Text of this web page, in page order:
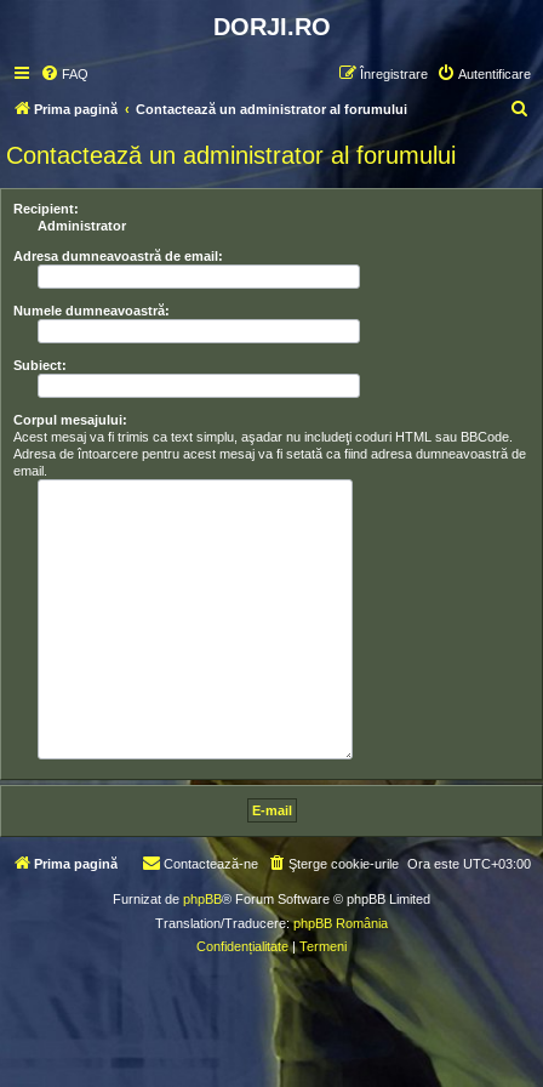
DORJI.RO
FAQ Autentificare
Înregistrare
Prima pagină Contactează un administrator al forumului
Contactează un administrator al forumului
Recipient:
Administrator
Adresa dumneavoastră de email:
Numele dumneavoastră:
Subiect:
Corpul mesajului:
Acest mesaj va fi trimis ca text simplu, aşadar nu includeţi coduri HTML sau BBCode.
Adresa de întoarcere pentru acest mesaj va fi setată ca fiind adresa dumneavoastră de
email.
Prima pagină Ora este UTC+03:00
Şterge cookie-urile
Contactează-ne
Furnizat de phpBB® Forum Software © phpBB Limited
Translation/Traducere:phpBB România
Confidențialitate|Termeni